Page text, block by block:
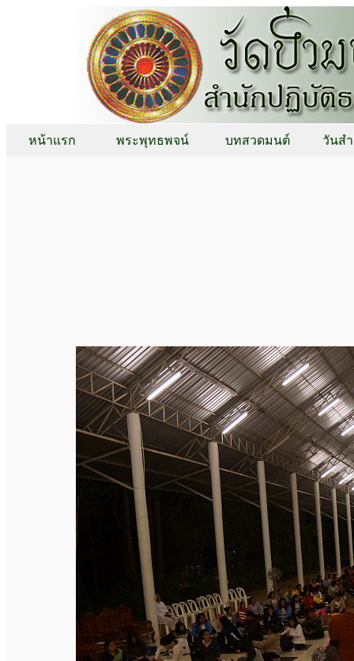
หน้าแรก พระพุทธพจน์ บทสวดมนต์ วันส